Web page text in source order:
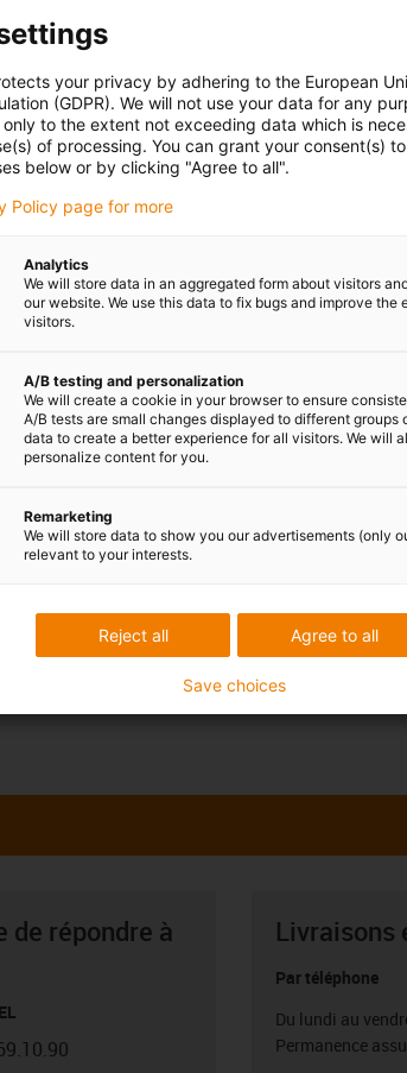
de répondre à
Livraisons
Par téléphone
Du lundi au
Permanence
your privacy by adhering to the European
(GDPR). We will not use your data for any
to the extent not exceeding data which is
of processing. You can grant your consent(s)
below or by clicking "Agree to all".
Policy page for more
Analytics
We will store data in an aggregated form about visitors
our website. We use this data to fix bugs and improve the
visitors.
A/B testing and personalization
We will create a cookie in your browser to ensure
A/B tests are small changes displayed to different groups
data to create a better experience for all visitors. We will
personalize content for you.
Remarketing
We will store data to show you our advertisements (only
relevant to your interests.
Agree to all
Reject all
Save choices